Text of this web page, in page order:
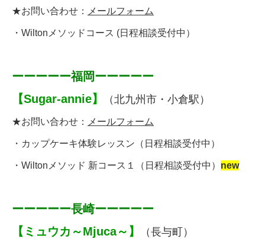
★お問い合わせ： メールフォーム
・ Wiltonメソッドコース (日程相談受付中 ）
ーーーーー福岡ーーーーー
【Sugar-annie】 （北九州市・小倉駅）
★お問い合わせ： メールフォーム
・ カップケーキ体験レッスン （日程相談受付中）
・ Wiltonメソッド 新コース１ （日程相談受付中） new
ーーーーー長崎ーーーーー
【 ミュウカ～Mjuca～ 】 （長与町）